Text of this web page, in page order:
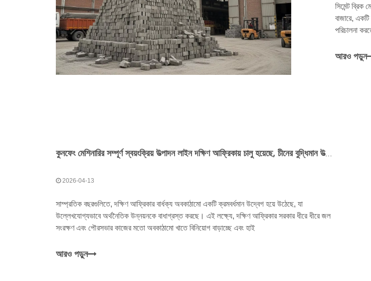
সিমেন্ট ব্রিক
বাজারে,
পরিচালনা
আরও পড়ুন
কুনফেং মেশিনারির সম্পূর্ণ স্বয়ংক্রিয় উত্পাদন লাইন দক্ষিণ আফ্রিকায় চালু হয়েছে, চীনের বুদ্ধিমান উত্পাদন আফ্রিকায় ত্বরান্বিত অবকাঠামো উন্নয়নকে শক্তিশালী করে
2026-04-13
সাম্প্রতিক বছরগুলিতে, দক্ষিণ আফ্রিকার বার্ধক্য অবকাঠামো একটি ক্রমবর্ধমান উদ্বেগ হয়ে উঠেছে, যা
উল্লেখযোগ্যভাবে অর্থনৈতিক উন্নয়নকে বাধাগ্রস্ত করছে। এই লক্ষ্যে, দক্ষিণ আফ্রিকার সরকার ধীরে ধীরে জল
সংরক্ষণ এবং পৌরসভার কাজের মতো অবকাঠামো খাতে বিনিয়োগ বাড়াচ্ছে এবং হাই
আরও পড়ুন